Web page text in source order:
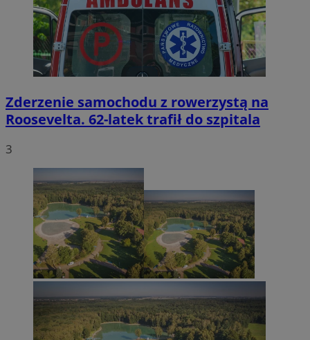
Zderzenie samochodu z rowerzystą na
Roosevelta. 62-latek trafił do szpitala
3